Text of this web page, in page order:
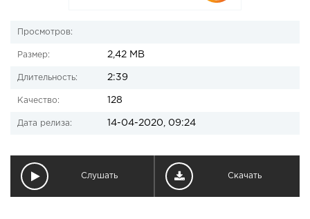
Просмотров:
Размер: 2,42 MB
Длительность: 2:39
Качество: 128
Дата релиза: 14-04-2020, 09:24
Слушать Скачать